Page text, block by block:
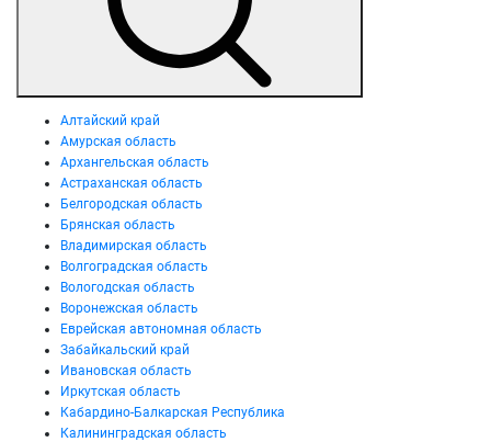
Алтайский край
Амурская область
Архангельская область
Астраханская область
Белгородская область
Брянская область
Владимирская область
Волгоградская область
Вологодская область
Воронежская область
Еврейская автономная область
Забайкальский край
Ивановская область
Иркутская область
Кабардино-Балкарская Республика
Калининградская область